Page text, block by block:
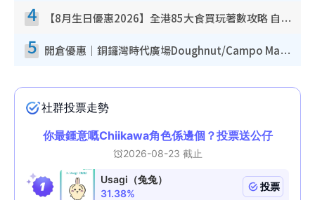
4 【8月生日優惠2026】全港85大食買玩著數攻略 自助餐/火鍋放題同行免費＋誠品/DONKI送現金券
5 開倉優惠｜銅鑼灣時代廣場Doughnut/Campo Marzio開倉低至1折！背囊、書包、手袋劈價$200起